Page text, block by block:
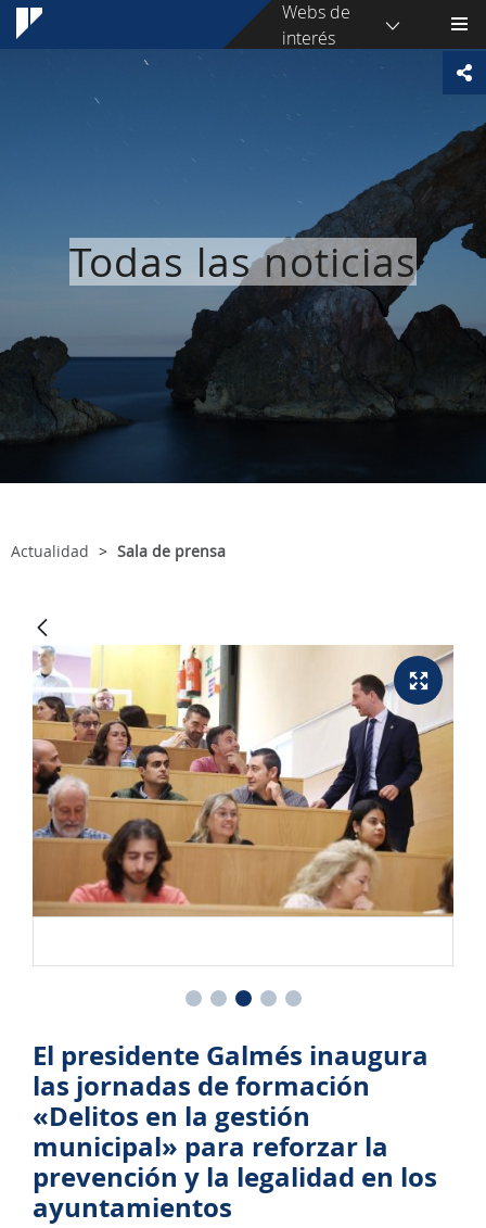
Webs de
interés
Todas las noticias
Actualidad Sala de prensa
El presidente Galmés inaugura
las jornadas de formación
«Delitos en la gestión
municipal» para reforzar la
prevención y la legalidad en los
ayuntamientos